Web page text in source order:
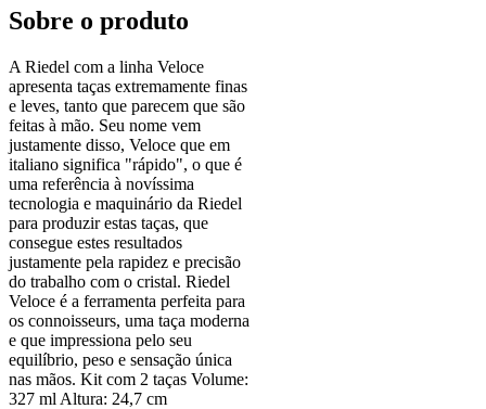
Sobre o produto
A Riedel com a linha Veloce
apresenta taças extremamente finas
e leves, tanto que parecem que são
feitas à mão. Seu nome vem
justamente disso, Veloce que em
italiano significa "rápido", o que é
uma referência à novíssima
tecnologia e maquinário da Riedel
para produzir estas taças, que
consegue estes resultados
justamente pela rapidez e precisão
do trabalho com o cristal. Riedel
Veloce é a ferramenta perfeita para
os connoisseurs, uma taça moderna
e que impressiona pelo seu
equilíbrio, peso e sensação única
nas mãos. Kit com 2 taças Volume:
327 ml Altura: 24,7 cm